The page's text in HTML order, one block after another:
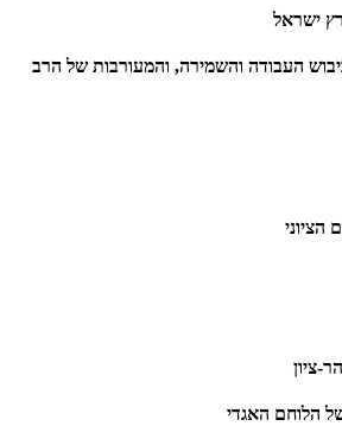
ישראל
העבודה והשמירה, והמעורבות של הרב
הציוני
ציון
הלוחם האגדי